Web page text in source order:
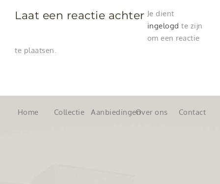
Laat een reactie achter Je dient
ingelogd te zijn
om een reactie
te plaatsen.
Home Collectie AanbiedingenOver ons Contact